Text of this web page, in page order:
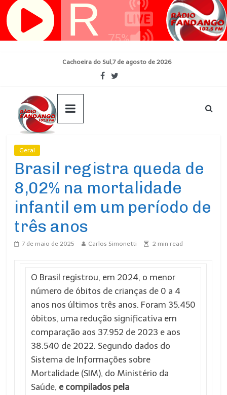
Pular
para
Cachoeira do Sul,7 de agosto de 2026
Geral
Brasil registra queda de
8,02% na mortalidade
infantil em um período de
três anos
7 de maio de 2025 Carlos Simonetti 2 min read
O Brasil registrou, em 2024, o menor
número de óbitos de crianças de 0 a 4
anos nos últimos três anos. Foram 35.450
óbitos, uma redução significativa em
comparação aos 37.952 de 2023 e aos
38.540 de 2022. Segundo dados do
Sistema de Informações sobre
Mortalidade (SIM), do Ministério da
Saúde, e compilados pela